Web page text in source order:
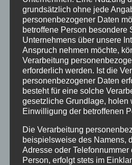
Nicht jede Arbeitsgemeinschaft
Jahrgangsstufe angeboten, da
nur für bestimmte Jahrgänge
nicht genug Plätze für alle
sind.
Die Anmeldung zu den
erfolgt per eMail an
In der eMail müssen der
Klasse bzw. Jahrgangsstufe
gewählte Arbeitsgemeinschaft
kann man auch an mehreren
teilnehmen.
grundsätzlich ohne jede
personenbezogener Daten
betroffene Person besondere
Unternehmens über unsere
Anspruch nehmen möchte,
Verarbeitung
erforderlich werden. Ist die
personenbezogener Daten
besteht für eine solche
gesetzliche Grundlage, holen
Einwilligung der betroffenen
Die Verarbeitung
beispielsweise des Namens,
Adresse oder Telefonnummer
Person, erfolgt stets im